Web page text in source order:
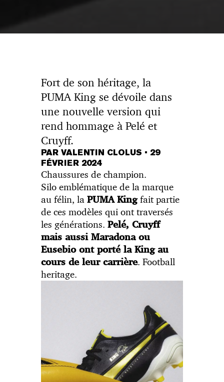
Fort de son héritage, la
PUMA King se dévoile dans
une nouvelle version qui
rend hommage à Pelé et
Cruyff.
PAR VALENTIN CLOLUS • 29
FÉVRIER 2024
Chaussures de champion.
Silo emblématique de la marque
au félin, laPUMA Kingfait partie
de ces modèles qui ont traversés
les générations.Pelé, Cruyff
mais aussi Maradona ou
Eusebio ont porté la King au
cours de leur carrière. Football
heritage.